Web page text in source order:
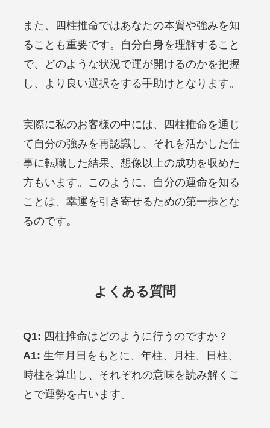
また、四柱推命ではあなたの本質や強みを知
ることも重要です。自分自身を理解すること
で、どのような状況で運が開けるのかを把握
し、より良い選択をする手助けとなります。
実際に私のお客様の中には、四柱推命を通じ
て自分の強みを再認識し、それを活かした仕
事に転職した結果、想像以上の成功を収めた
方もいます。このように、自分の運命を知る
ことは、幸運を引き寄せるための第一歩とな
るのです。
よくある質問
Q1: 四柱推命はどのように行うのですか？
A1: 生年月日をもとに、年柱、月柱、日柱、
時柱を算出し、それぞれの意味を読み解くこ
とで運勢を占います。